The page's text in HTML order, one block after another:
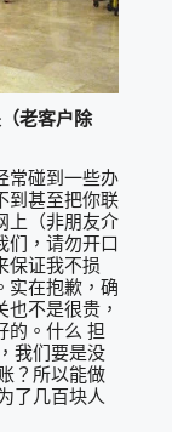
老客户除
常碰到一些办
到甚至把你联
上（非朋友介
们，请勿开口
保证我不损
实在抱歉，确
不是很贵，
的。什么 担
我们要是没
？所以能做
了几百块人